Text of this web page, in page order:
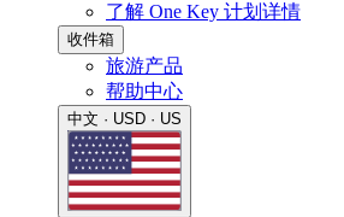
了解 One Key 计划详情
收件箱
旅游产品
帮助中心
中文 · USD · US